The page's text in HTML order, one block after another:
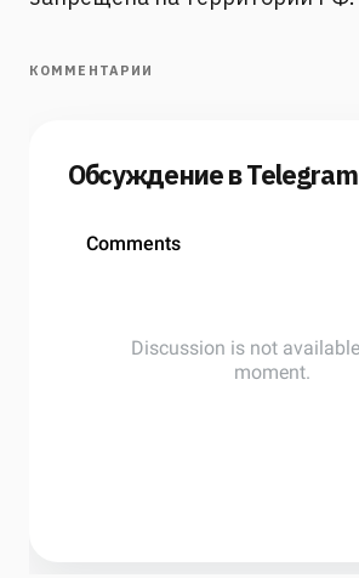
КОММЕНТАРИИ
Обсуждение в Telegram